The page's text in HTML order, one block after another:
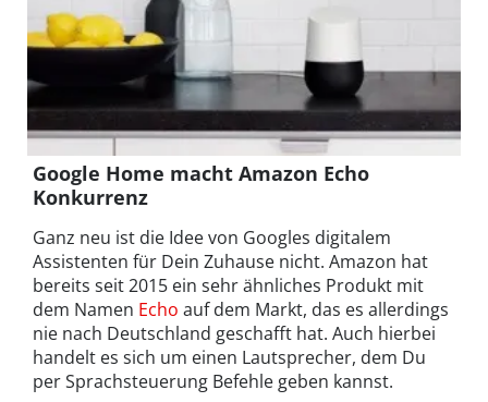
Google Home macht Amazon Echo
Konkurrenz
Ganz neu ist die Idee von Googles digitalem
Assistenten für Dein Zuhause nicht. Amazon hat
bereits seit 2015 ein sehr ähnliches Produkt mit
dem Namen Echo auf dem Markt, das es allerdings
nie nach Deutschland geschafft hat. Auch hierbei
handelt es sich um einen Lautsprecher, dem Du
per Sprachsteuerung Befehle geben kannst.